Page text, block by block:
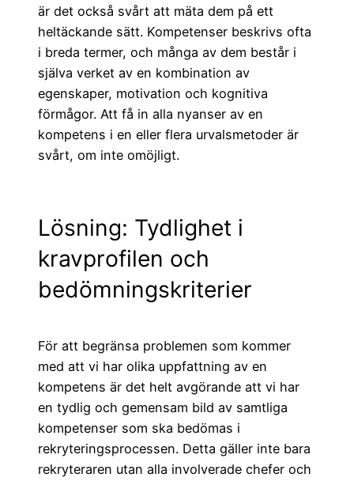
är det också svårt att mäta dem på ett
heltäckande sätt. Kompetenser beskrivs ofta
i breda termer, och många av dem består i
själva verket av en kombination av
egenskaper, motivation och kognitiva
förmågor. Att få in alla nyanser av en
kompetens i en eller flera urvalsmetoder är
svårt, om inte omöjligt.
Lösning: Tydlighet i
kravprofilen och
bedömningskriterier
För att begränsa problemen som kommer
med att vi har olika uppfattning av en
kompetens är det helt avgörande att vi har
en tydlig och gemensam bild av samtliga
kompetenser som ska bedömas i
rekryteringsprocessen. Detta gäller inte bara
rekryteraren utan alla involverade chefer och